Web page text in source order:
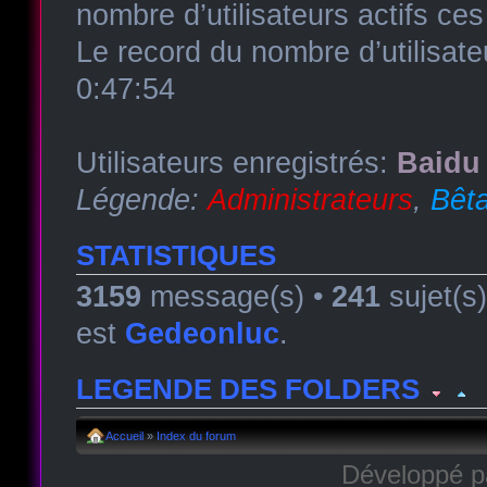
nombre d’utilisateurs actifs
Le record du nombre
0:47:54
Utilisateurs enregistrés:
Légende:Administrateurs,
STATISTIQUES
3159 message(s) • 241
est Gedeonluc.
LEGENDE DES FOLDERS
Forum avec sous-
Accueil » Index du forum
Développé